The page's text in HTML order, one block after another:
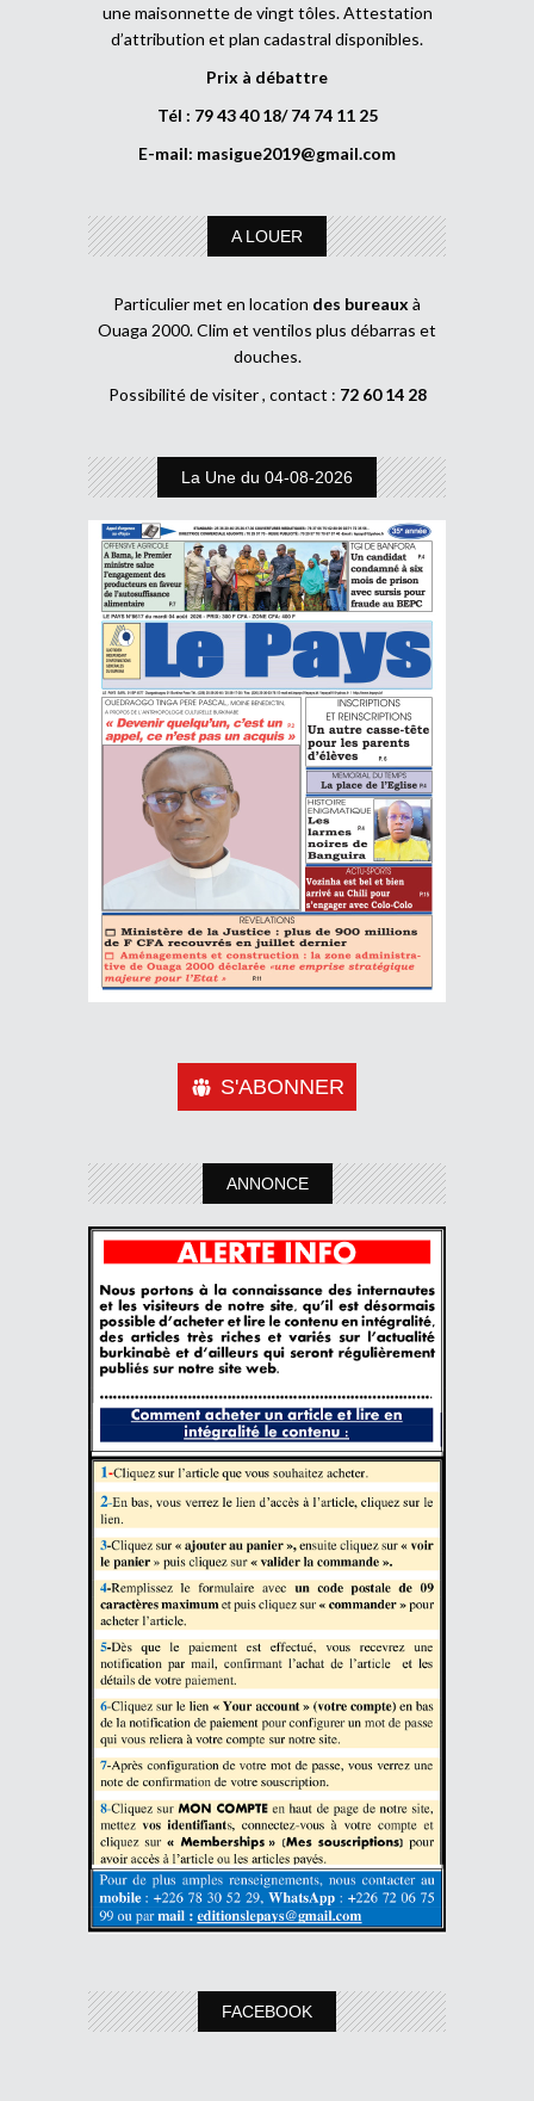
une maisonnette de vingt tôles. Attestation
d’attribution et plan cadastral disponibles.
Prix à débattre
Tél : 79 43 40 18/ 74 74 11 25
E-mail: masigue2019@gmail.com
A LOUER
Particulier met en location des bureaux à
Ouaga 2000. Clim et ventilos plus débarras et
douches.
Possibilité de visiter , contact : 72 60 14 28
La Une du 04-08-2026
S'ABONNER
ANNONCE
FACEBOOK